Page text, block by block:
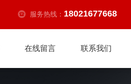
服务热线： 18021677668
在线留言 联系我们